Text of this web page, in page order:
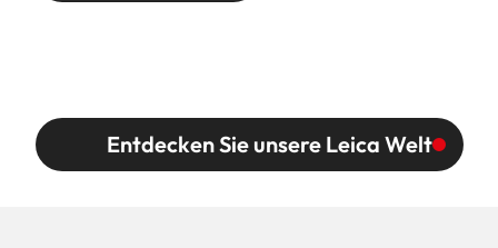
Entdecken Sie unsere Leica Welt